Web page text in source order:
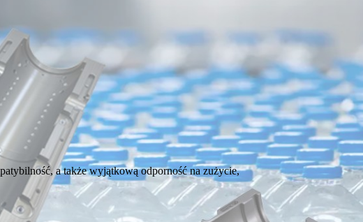
a także wyjątkową odporność na zużycie,